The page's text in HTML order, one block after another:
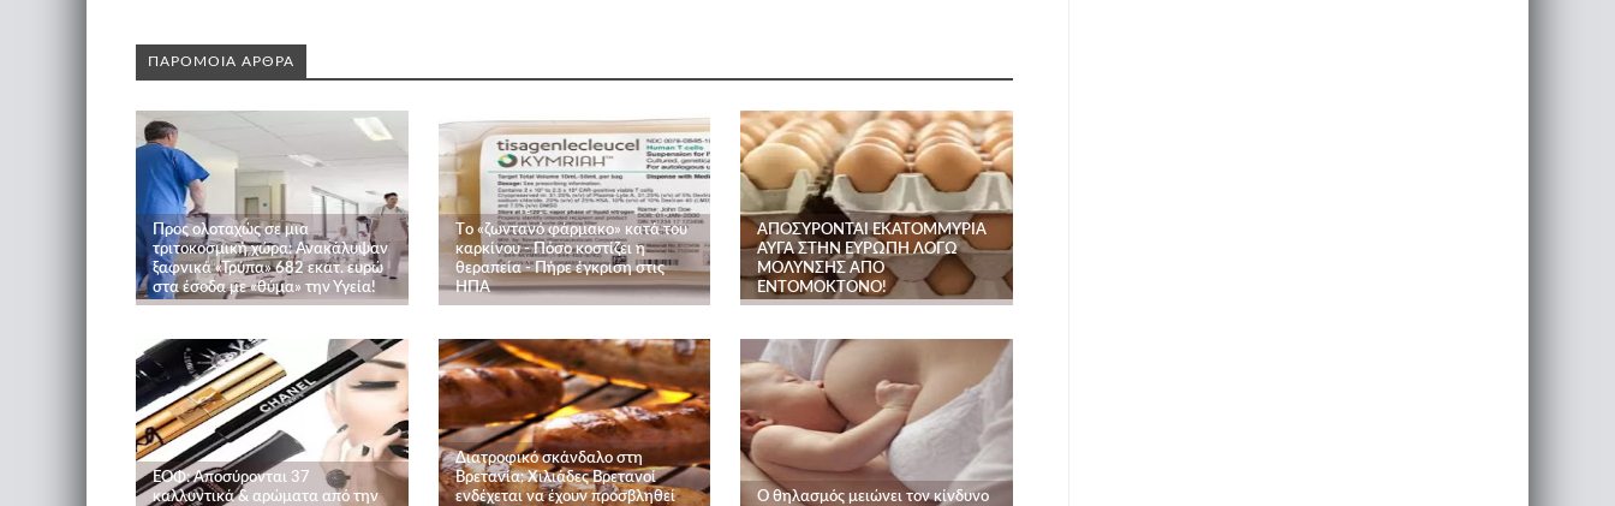
ΠΑΡΟΜΟΙΑ ΑΡΘΡΑ
Προς ολοταχώς σε μια
τριτοκοσμική χώρα: Ανακάλυψαν
ξαφνικά «Τρύπα» 682 εκατ. ευρώ
στα έσοδα με «θύμα» την Υγεία!
Tο «ζωντανό φάρμακο» κατά του
καρκίνου - Πόσο κοστίζει η
θεραπεία - Πήρε έγκριση στις
ΗΠΑ
ΑΠΟΣΥΡΟΝΤΑΙ ΕΚΑΤΟΜΜΥΡΙΑ
ΑΥΓΑ ΣΤΗΝ ΕΥΡΩΠΗ ΛΟΓΩ
ΜΟΛΥΝΣΗΣ ΑΠΟ
ΕΝΤΟΜΟΚΤΟΝΟ!
ΕΟΦ: Αποσύρονται 37
καλλυντικά & αρώματα από την
Διατροφικό σκάνδαλο στη
Βρετανία: Χιλιάδες Βρετανοί
ενδέχεται να έχουν προσβληθεί
Ο θηλασμός μειώνει τον κίνδυνο